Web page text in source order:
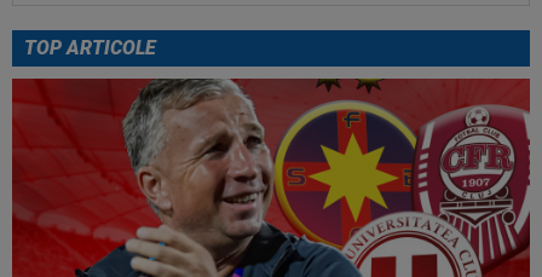
00:43 EXCLUSIV
Lovitură de proporții: Ioan Varga,
gata să renunțe la CFR și să preia alt club...
EXCLUSIV
Gigi Becali: ”Hai să-ți spun ce face
Mihai Stoica. E prima oară când o zic”
00:34 EXCLUSIV
Dorit iar de Varga la CFR Cluj, Edi
Iordănescu a luat decizia!
TOP ARTICOLE